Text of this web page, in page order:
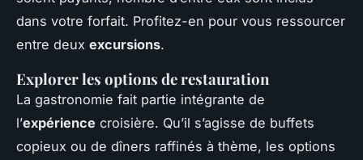
dans votre forfait. Profitez-en pour vous ressourcer
entre deux excursions.
Explorer les options de restauration
La gastronomie fait partie intégrante de
l’expérience croisière. Qu’il s’agisse de buffets
copieux ou de dîners raffinés à thème, les options